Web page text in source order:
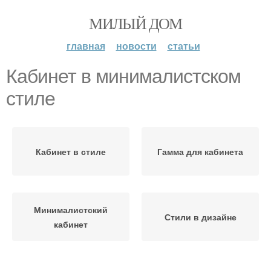
МИЛЫЙ ДОМ
главная новости статьи
Кабинет в минималистском
стиле
Кабинет в стиле Гамма для кабинета
Минималистский
кабинет
Стили в дизайне